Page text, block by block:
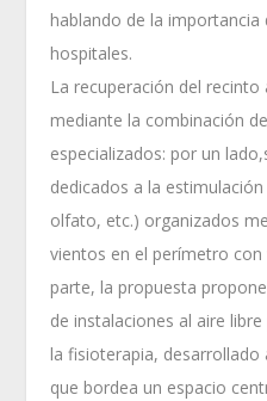
hablando de la importancia
hospitales.
La recuperación del
mediante la combinación
especializados: por un
dedicados a la
olfato, etc.) organizados
vientos en el perímetro
parte, la propuesta
de instalaciones al aire
la fisioterapia,
que bordea un espacio